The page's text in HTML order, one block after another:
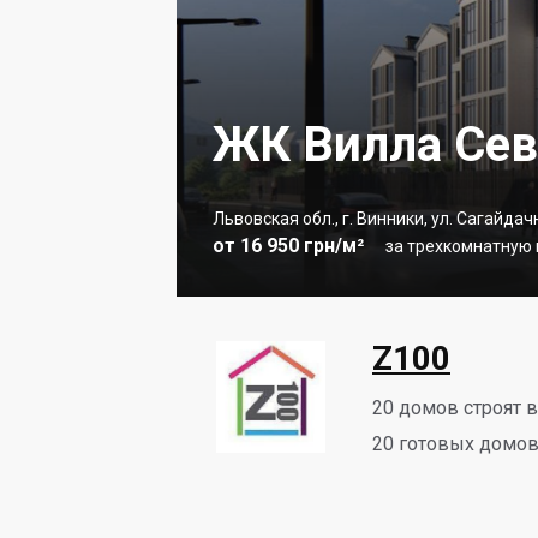
ЖК Вилла
Львовская обл., г. Винники, ул.
за трехкомнатную
от 16 950 грн/м²
Z100
20 домов строят
20 готовых